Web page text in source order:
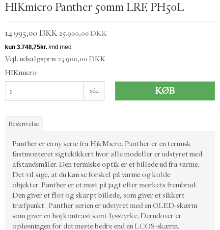
HIKmicro Panther 50mm LRF, PH50L
14.995,00 DKK25.900,00 DKK
Vejl. udsalgspris 25.900,00 DKK
HIKmicro
stk. KØB
Beskrivelse
Panther er en ny serie fra HikMicro. Panther er en termisk
fastmonteret sigtekikkert hvor alle modeller er udstyret med
afstandsmåler. Den termiske optik er et billede ud fra varme.
Det vil sige, at du kan se forskel på varme og kolde
objekter. Panther er et must på jagt efter mørkets frembrud.
Den giver et flot og skarpt billede, som giver et sikkert
træfpunkt. Panther serien er udstyret med en OLED-skærm
som giver en høj kontrast samt lysstyrke. Derudover er
opløsningen for det meste bedre end en LCOS-skærm.